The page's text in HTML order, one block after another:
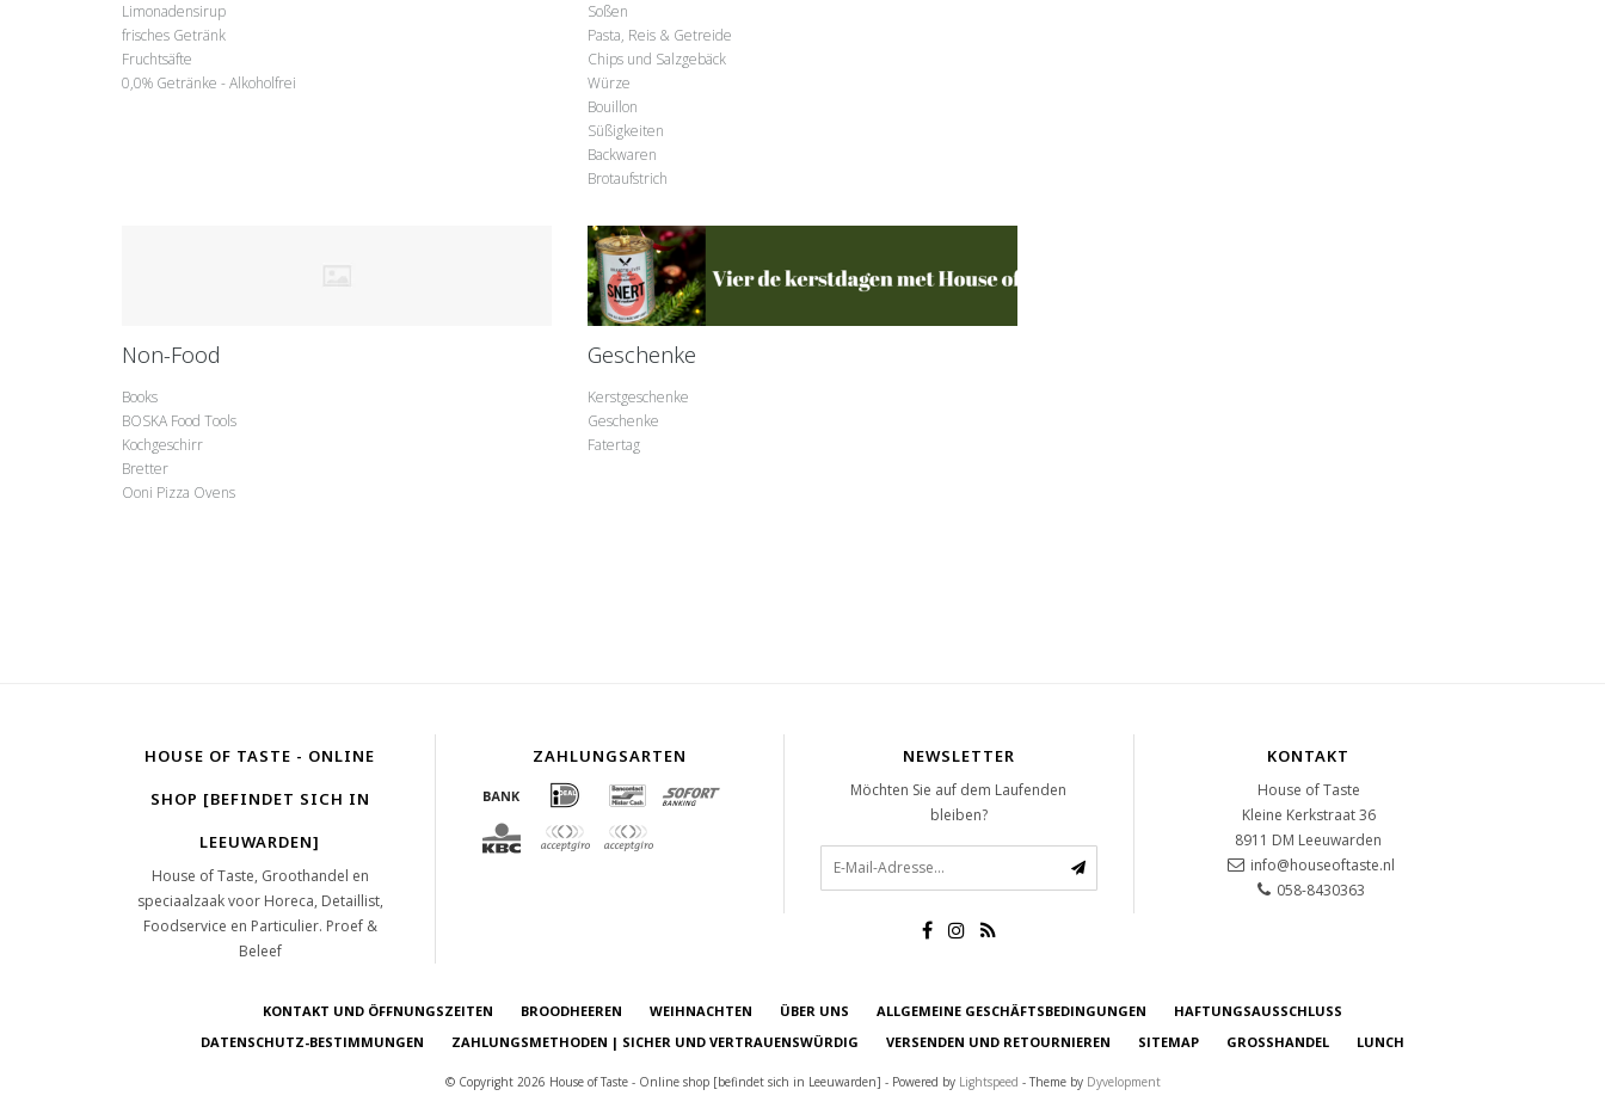
Limonadensirup
frisches Getränk
Fruchtsäfte
0,0% Getränke - Alkoholfrei
Soßen
Pasta, Reis & Getreide
Chips und Salzgebäck
Würze
Bouillon
Süßigkeiten
Backwaren
Brotaufstrich
Non-Food
Books
BOSKA Food Tools
Kochgeschirr
Bretter
Ooni Pizza Ovens
Geschenke
Kerstgeschenke
Geschenke
Fatertag
HOUSE OF TASTE - ONLINE
SHOP [BEFINDET SICH IN
LEEUWARDEN]
House of Taste, Groothandel en
speciaalzaak voor Horeca, Detaillist,
Foodservice en Particulier. Proef &
Beleef
ZAHLUNGSARTEN NEWSLETTER
Möchten Sie auf dem Laufenden
bleiben?
KONTAKT
House of Taste
Kleine Kerkstraat 36
8911 DM Leeuwarden
info@houseoftaste.nl
058-8430363
KONTAKT UND ÖFFNUNGSZEITEN BROODHEEREN WEIHNACHTEN ÜBER UNS ALLGEMEINE GESCHÄFTSBEDINGUNGEN
HAFTUNGSAUSSCHLUSS
DATENSCHUTZ-BESTIMMUNGEN
ZAHLUNGSMETHODEN | SICHER UND VERTRAUENSWÜRDIG VERSENDEN UND RETOURNIEREN SITEMAP GROSSHANDEL LUNCH
© Copyright 2026 House of Taste - Online shop [befindet sich in Leeuwarden] - Powered by Lightspeed - Theme by Dyvelopment